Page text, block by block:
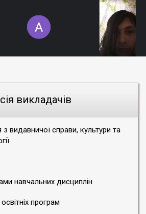
викладачів
з видавничої справи, культури та
навчальних дисциплін
програм